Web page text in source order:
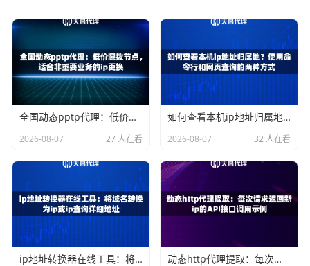
接着，在server或location模块中启用缓存：
location / {
    proxy_pass http://upstream_proxy;
    proxy_cache static_cache;
    proxy_cache_valid 404 1m;
    proxy_cache_key "$scheme$request_method$host$request_uri";
这样配置后，nginx就会开始缓存通过正向代理获取的静态资
源了。其中proxy_cache_valid
指令定义了不同响应状态码
的缓存时间，比如200和302状态码的资源缓存10分钟，404
响应缓存1分钟。
静态资源类型识别与缓存策略
全国动态pptp代理：低价混拨节点，适合非重要业务的ip更换
2026-08-07 27 人在看
如何查看本机ip地址归属地？使用命令行和网页查询的两种方式
2026-08-07 32 人在看
ip地址转换器在线工具：将域名转换为ip或ip查询详细地址 动态http代理提取：每次请求返回新ip的API接口调用示例